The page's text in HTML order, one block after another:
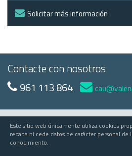
Solicitar más información
Contacte con nosotros
961 113 864
© 2023 Valenciaport
Valenciaport PCS
Edificio APV - Avda Muelle del
Este sitio web únicamente utiliza cookies
recaba ni cede datos de carácter personal de
conocimiento.